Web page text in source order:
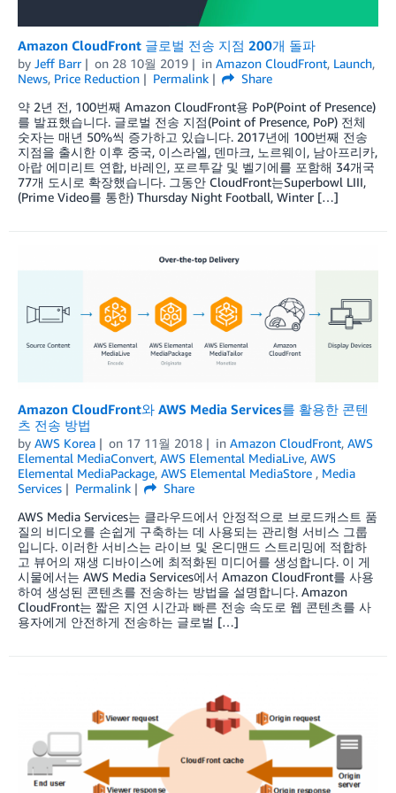
Amazon CloudFront 글로벌 전송 지점 200개 돌파
by Jeff Barr on 28 10월 2019 in Amazon CloudFront, Launch,
News, Price Reduction Permalink
Share
약 2년 전, 100번째 Amazon CloudFront용 PoP(Point of Presence)
를 발표했습니다. 글로벌 전송 지점(Point of Presence, PoP) 전체
숫자는 매년 50%씩 증가하고 있습니다. 2017년에 100번째 전송
지점을 출시한 이후 중국, 이스라엘, 덴마크, 노르웨이, 남아프리카,
아랍 에미리트 연합, 바레인, 포르투갈 및 벨기에를 포함해 34개국
77개 도시로 확장했습니다. 그동안 CloudFront는Superbowl LIII,
(Prime Video를 통한) Thursday Night Football, Winter […]
Amazon CloudFront와 AWS Media Services를 활용한 콘텐
츠 전송 방법
by AWS Korea on 17 11월 2018 in Amazon CloudFront, AWS
Elemental MediaConvert, AWS Elemental MediaLive, AWS
Elemental MediaPackage, AWS Elemental MediaStore , Media
Services
Permalink
Share
AWS Media Services는 클라우드에서 안정적으로 브로드캐스트 품
질의 비디오를 손쉽게 구축하는 데 사용되는 관리형 서비스 그룹
입니다. 이러한 서비스는 라이브 및 온디맨드 스트리밍에 적합하
고 뷰어의 재생 디바이스에 최적화된 미디어를 생성합니다. 이 게
시물에서는 AWS Media Services에서 Amazon CloudFront를 사용
하여 생성된 콘텐츠를 전송하는 방법을 설명합니다. Amazon
CloudFront는 짧은 지연 시간과 빠른 전송 속도로 웹 콘텐츠를 사
용자에게 안전하게 전송하는 글로벌 […]